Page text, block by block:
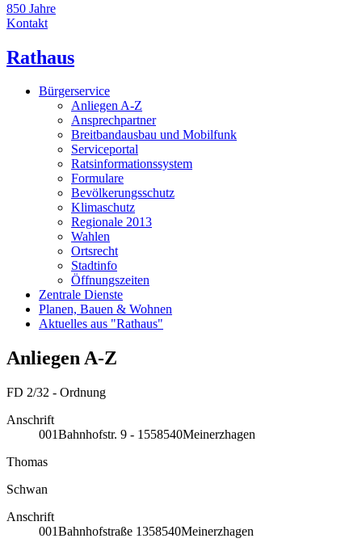
850 Jahre
Kontakt
Rathaus
Bürgerservice
Anliegen A-Z
Ansprechpartner
Breitbandausbau und Mobilfunk
Serviceportal
Ratsinformationssystem
Formulare
Bevölkerungsschutz
Klimaschutz
Regionale 2013
Wahlen
Ortsrecht
Stadtinfo
Öffnungszeiten
Zentrale Dienste
Planen, Bauen & Wohnen
Aktuelles aus "Rathaus"
Anliegen A-Z
FD 2/32 - Ordnung
Anschrift
001Bahnhofstr. 9 - 1558540Meinerzhagen
Thomas
Schwan
Anschrift
001Bahnhofstraße 1358540Meinerzhagen